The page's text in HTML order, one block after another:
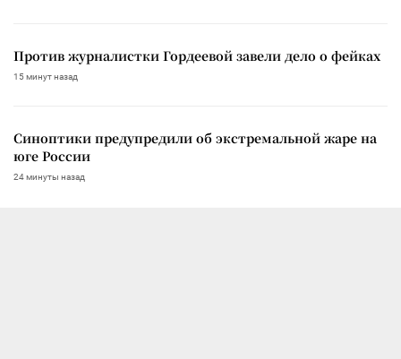
Против журналистки Гордеевой завели дело о фейках
15 минут назад
Синоптики предупредили об экстремальной жаре на
юге России
24 минуты назад